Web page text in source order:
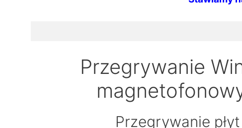
Przegrywanie
Przegrywanie